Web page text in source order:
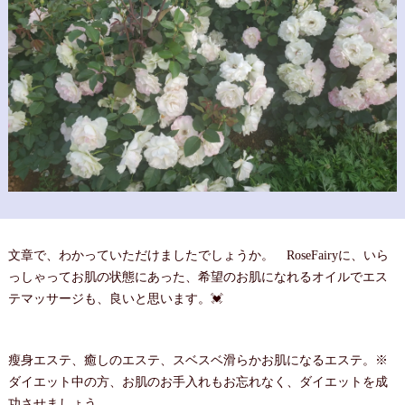
文章で、わかっていただけましたでしょうか。 RoseFairyに、いら
っしゃってお肌の状態にあった、希望のお肌になれるオイルでエス
テマッサージも、良いと思います。💓
瘦身エステ、癒しのエステ、スベスベ滑らかお肌になるエステ。※
ダイエット中の方、お肌のお手入れもお忘れなく、ダイエットを成